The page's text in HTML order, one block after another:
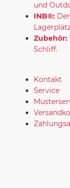
und
INB®:
Zubehör:
Schliff.
Kontakt
Service